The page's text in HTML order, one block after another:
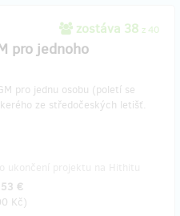
zostáva 38 z 40
pro jednoho
pro jednu osobu (poletí se
ze středočeských letišť.
€
Kč)